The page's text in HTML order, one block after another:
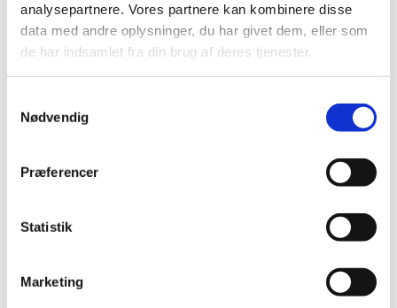
analysepartnere. Vores partnere kan kombinere disse
data med andre oplysninger, du har givet dem, eller som
de har indsamlet fra din brug af deres tjenester.
Nødvendig
Præferencer
Statistik
Marketing
TID
2023 (21)
2021 (38)
2016 (48)